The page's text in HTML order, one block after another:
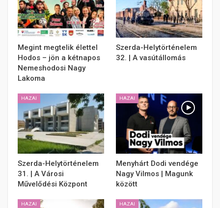
Megint megtelik élettel
Hodos – jön a kétnapos
Nemeshodosi Nagy
Lakoma
Szerda-Helytörténelem
32. | A vasútállomás
HAZAI
Szerda-Helytörténelem
31. | A Városi
Művelődési Központ
HAZAI
Menyhárt Dodi vendége
Nagy Vilmos | Magunk
között
HAZAI HAZAI